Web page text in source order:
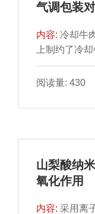
气调包装
内容:冷却牛
上制约了冷
一种通过调
的保鲜方法，
阅读量: 430
山梨酸纳
氧化作用
内容:采用离